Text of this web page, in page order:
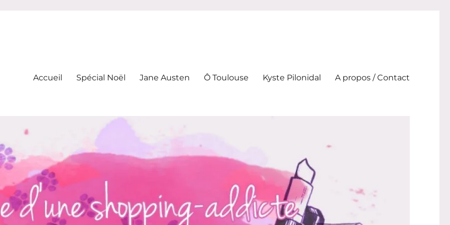
Accueil Spécial Noël Jane Austen Ô Toulouse Kyste Pilonidal A propos / Contact